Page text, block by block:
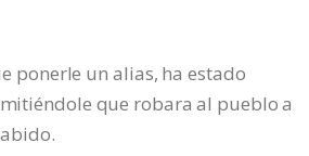
ponerle un alias, ha estado
que robara al pueblo a